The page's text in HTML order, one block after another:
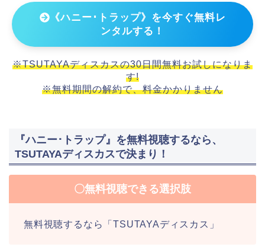
《ハニー･トラップ》を今すぐ無料レ
ンタルする！
※TSUTAYAディスカスの30日間無料お試しになりま
す!
※無料期間の解約で、料金かかりません
『ハニー･トラップ』を無料視聴するなら、
TSUTAYAディスカスで決まり！
〇無料視聴できる選択肢
無料視聴するなら「TSUTAYAディスカス」